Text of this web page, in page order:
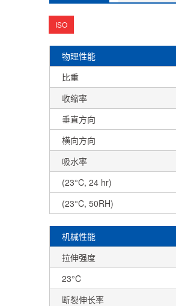
ISO
物理性能
比重
收缩率
垂直方向
横向方向
吸水率
(23°C, 24 hr)
(23°C, 50RH)
机械性能
拉伸强度
23°C
断裂伸长率